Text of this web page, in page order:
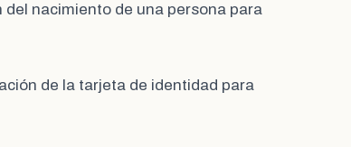
del nacimiento de una persona para
de la tarjeta de identidad para